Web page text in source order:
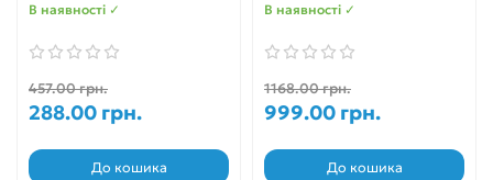
В наявності ✓
457.00 грн.
288.00 грн.
До кошика
В наявності ✓
1168.00 грн.
999.00 грн.
До кошика